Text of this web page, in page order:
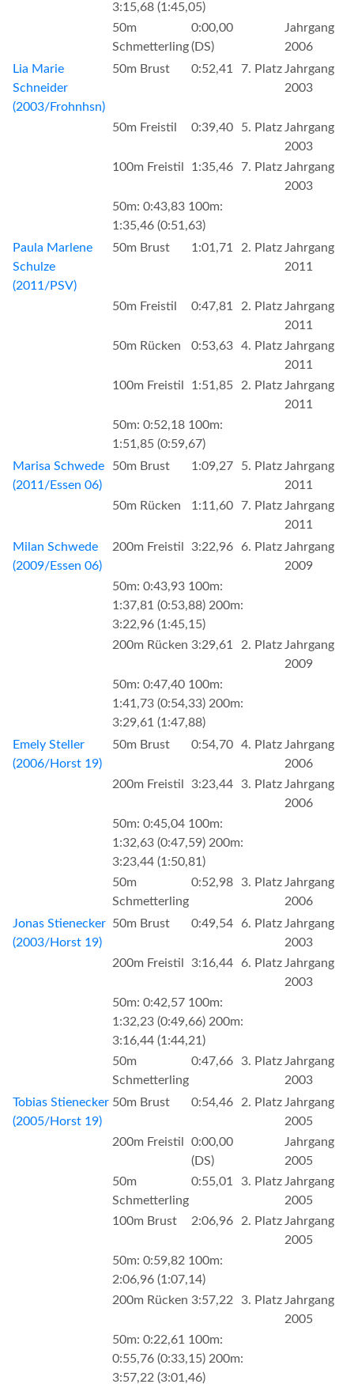
3:15,68 (1:45,05)
50m
Schmetterling
0:00,00
(DS)
Jahrgang
2006
Lia Marie
Schneider
(2003/Frohnhsn)
50m Brust 0:52,41 7. PlatzJahrgang
2003
50m Freistil 0:39,40 5. PlatzJahrgang
2003
100m Freistil
1:35,46 7. PlatzJahrgang
2003
50m: 0:43,83 100m:
1:35,46 (0:51,63)
Paula Marlene
Schulze
(2011/PSV)
50m Brust 1:01,71 2. PlatzJahrgang
2011
50m Freistil 0:47,81 2. PlatzJahrgang
2011
50m Rücken
0:53,63 4. PlatzJahrgang
2011
100m Freistil
1:51,85 2. PlatzJahrgang
2011
50m: 0:52,18 100m:
1:51,85 (0:59,67)
Marisa Schwede
(2011/Essen 06)
50m Brust 1:09,27 5. PlatzJahrgang
2011
50m Rücken
1:11,60 7. PlatzJahrgang
2011
Milan Schwede
(2009/Essen 06)
200m Freistil 3:22,96 6. PlatzJahrgang
2009
50m: 0:43,93 100m:
1:37,81 (0:53,88) 200m:
3:22,96 (1:45,15)
200m Rücken 3:29,61 2. PlatzJahrgang
2009
50m: 0:47,40 100m:
1:41,73 (0:54,33) 200m:
3:29,61 (1:47,88)
Emely Steller
(2006/Horst 19)
50m Brust 0:54,70 4. PlatzJahrgang
2006
200m Freistil
3:23,44 3. PlatzJahrgang
2006
50m: 0:45,04 100m:
1:32,63 (0:47,59) 200m:
3:23,44 (1:50,81)
50m
Schmetterling
0:52,98 3. PlatzJahrgang
2006
Jonas Stienecker
(2003/Horst 19)
50m Brust 0:49,54 6. PlatzJahrgang
2003
200m Freistil
3:16,44 6. PlatzJahrgang
2003
50m: 0:42,57 100m:
1:32,23 (0:49,66) 200m:
3:16,44 (1:44,21)
50m
Schmetterling
0:47,66 3. PlatzJahrgang
2003
Tobias Stienecker
(2005/Horst 19)
50m Brust 0:54,46 2. PlatzJahrgang
2005
200m Freistil
0:00,00
(DS)
Jahrgang
2005
50m
Schmetterling
0:55,01 3. PlatzJahrgang
2005
100m Brust
2:06,96 2. PlatzJahrgang
2005
50m: 0:59,82 100m:
2:06,96 (1:07,14)
200m Rücken 3:57,22 3. PlatzJahrgang
2005
50m: 0:22,61 100m:
0:55,76 (0:33,15) 200m:
3:57,22 (3:01,46)